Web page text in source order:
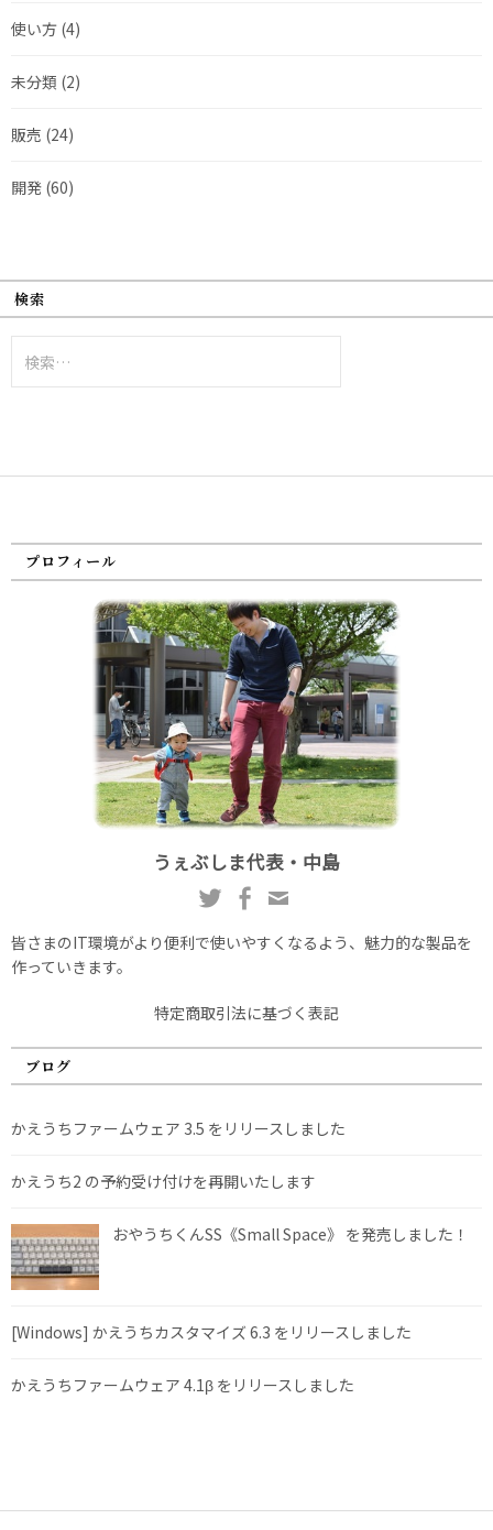
使い方 (4)
未分類 (2)
販売 (24)
開発 (60)
検索
索:
プロフィール
うぇぶしま代表・中島
皆さまのIT環境がより便利で使いやすくなるよう、魅力的な製品を
作っていきます。
特定商取引法に基づく表記
ブログ
かえうちファームウェア 3.5 をリリースしました
かえうち2 の予約受け付けを再開いたします
おやうちくんSS《Small Space》 を発売しました！
[Windows] かえうちカスタマイズ 6.3 をリリースしました
かえうちファームウェア 4.1β をリリースしました